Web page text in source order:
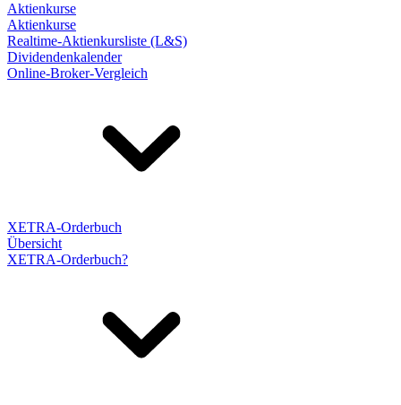
Aktienkurse
Aktienkurse
Realtime-Aktienkursliste (L&S)
Dividendenkalender
Online-Broker-Vergleich
XETRA-Orderbuch
Übersicht
XETRA-Orderbuch?